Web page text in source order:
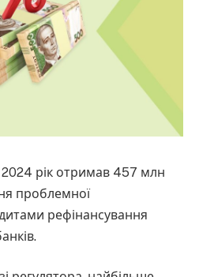
рік отримав 457 млн
проблемної
рефінансування